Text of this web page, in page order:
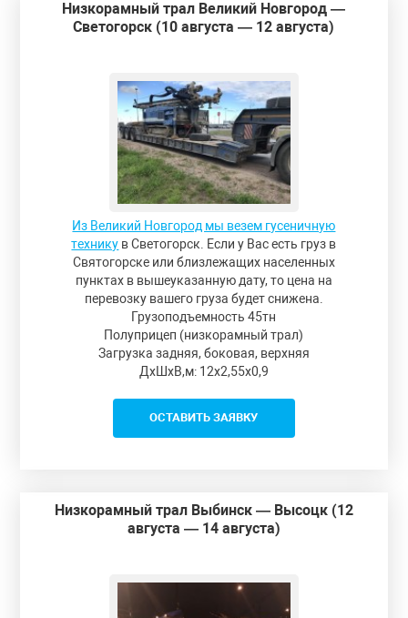
Низкорамный трал Великий Новгород —
Светогорск (10 августа — 12 августа)
Из Великий Новгород мы везем гусеничную
технику в Светогорск. Если у Вас есть груз в
Святогорске или близлежащих населенных
пунктах в вышеуказанную дату, то цена на
перевозку вашего груза будет снижена.
Грузоподъемность 45тн
Полуприцеп (низкорамный трал)
Загрузка задняя, боковая, верхняя
ДxШxВ,м: 12x2,55x0,9
ОСТАВИТЬ ЗАЯВКУ
Низкорамный трал Выбинск — Высоцк (12
августа — 14 августа)